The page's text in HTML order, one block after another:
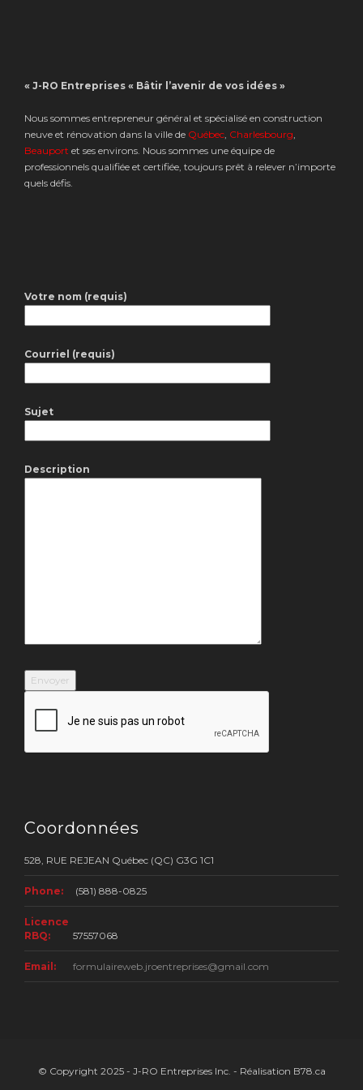
« J-RO Entreprises « Bâtir l’avenir de vos idées »
Nous sommes entrepreneur général et spécialisé en construction
neuve et rénovation dans la ville de Québec, Charlesbourg,
Beauport et ses environs. Nous sommes une équipe de
professionnels qualifiée et certifiée, toujours prêt à relever n’importe
quels défis.
Votre nom (requis)
Courriel (requis)
Sujet
Description
Coordonnées
528, RUE REJEAN Québec (QC) G3G 1C1
Phone: (581) 888-0825
Licence
RBQ:
57557068
Email: formulaireweb.jroentreprises@gmail.com
© Copyright 2025 - J-RO Entreprises Inc. - Réalisation B78.ca